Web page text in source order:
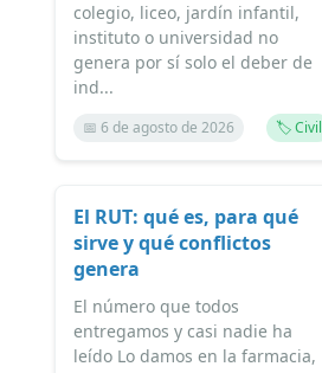
colegio, liceo, jardín infantil,
instituto o universidad no
genera por sí solo el deber de
ind...
📅 6 de agosto de 2026 🏷️ Civil
El RUT: qué es, para qué
sirve y qué conflictos
genera
El número que todos
entregamos y casi nadie ha
leído Lo damos en la farmacia,